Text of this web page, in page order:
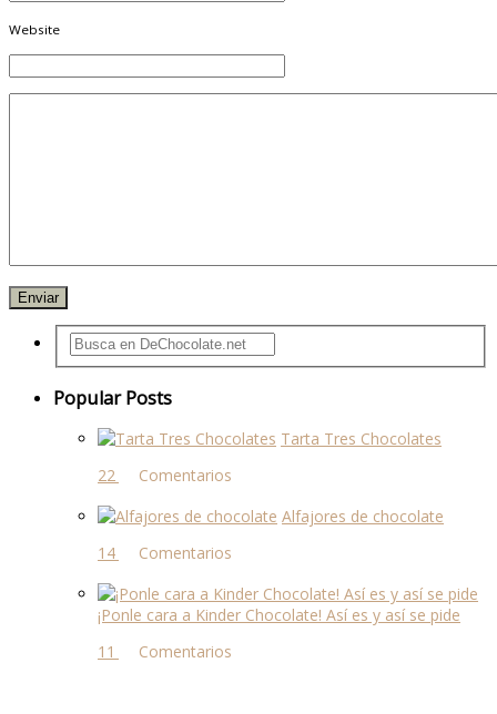
Website
Popular Posts
Tarta Tres Chocolates
22 comentarios
Alfajores de chocolate
14 comentarios
¡Ponle cara a Kinder Chocolate! Así es y así se pide
11 comentarios